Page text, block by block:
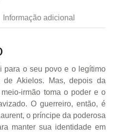
Informação adicional
para o seu povo e o legítimo
de Akielos. Mas, depois da
irmão toma o poder e o
O guerreiro, então, é
o príncipe da poderosa
manter sua identidade em